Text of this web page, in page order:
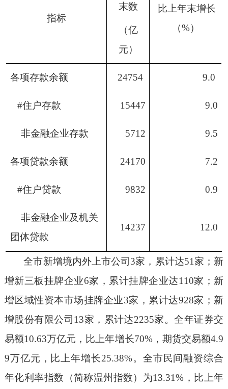
指标
末数
（亿
元）
比上年末增长
（%）
各项存款余额 24754 9.0
#住户存款 15447 9.0
非金融企业存款 5712 9.5
各项贷款余额 24170 7.2
#住户贷款 9832 0.9
非金融企业及机关
团体贷款
14237 12.0
全市新增境内外上市公司3家，累计达51 家；新
增新三板挂牌企业6家，累计挂牌企业达110家；新
增区域性资本市场挂牌企业3家，累计达928家；新
增股份有限公司13家，累计达2235家。全年证券交
易额10.63万亿元，比上年增长70%，期货交易额4.9
9万亿元，比上年增长25.38%。全市民间融资综合
年化利率指数（简称温州指数）为13.31% ，比上年